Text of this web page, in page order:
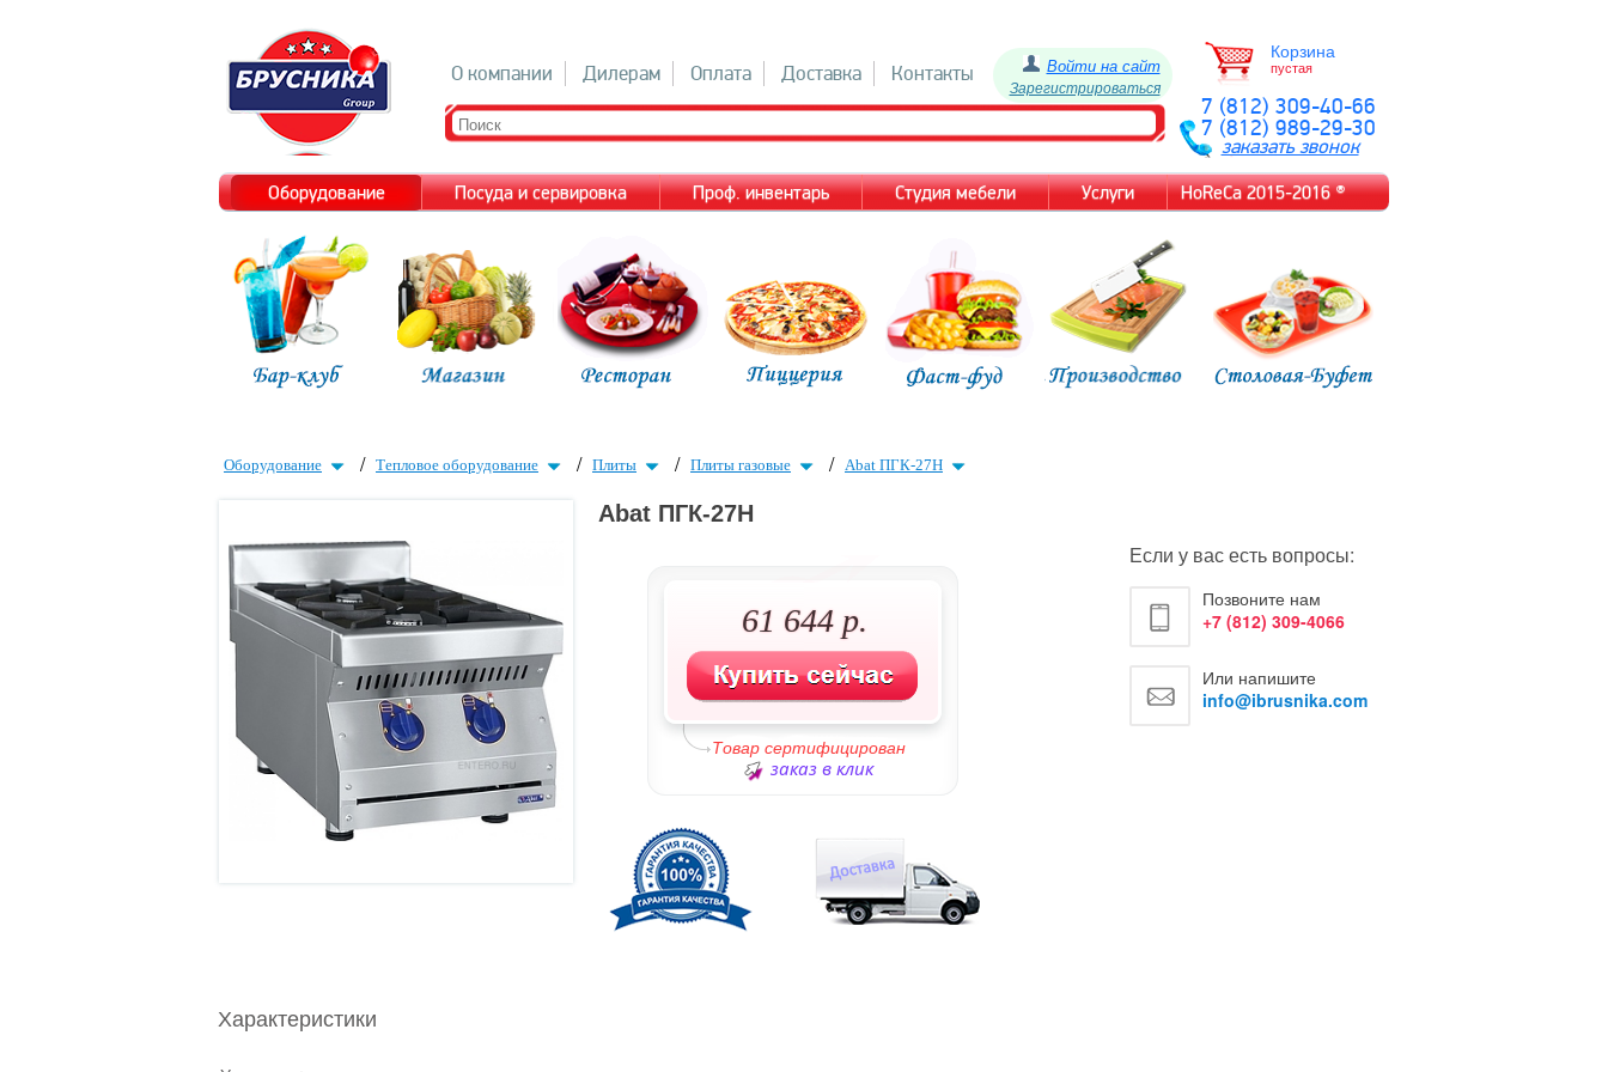
Войти на сайт
Зарегистрироваться
Корзина
пустая
7 (812) 309-40-66
7 (812) 989-29-30
заказать звонок
О компании Дилерам Оплата Доставка Контакты
Оборудование Посуда и сервировка Проф. инвентарь Студия мебели Услуги HoReCa 2015-2016 ®
Оборудование / Тепловое оборудование / Плиты / Плиты газовые / Abat ПГК-27Н
Abat ПГК-27Н
61 644 р.
Товар сертифицирован
заказ в клик
Характеристики
Если у вас есть вопросы:
Позвоните нам
+7 (812) 309-4066
Или напишите
info@ibrusnika.com